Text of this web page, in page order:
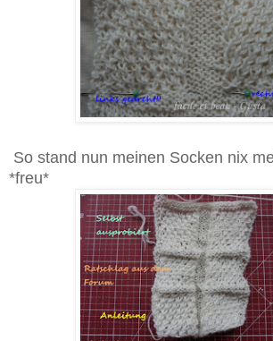
So stand nun meinen Socken nix
*freu*